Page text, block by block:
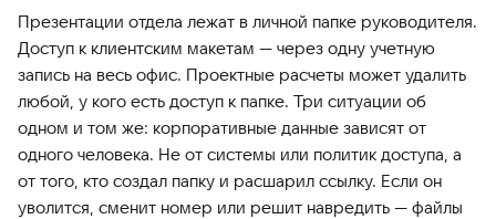
Презентации отдела лежат в личной папке руководителя.
Доступ к клиентским макетам — через одну учетную
запись на весь офис. Проектные расчеты может удалить
любой, у кого есть доступ к папке. Три ситуации об
одном и том же: корпоративные данные зависят от
одного человека. Не от системы или политик доступа, а
от того, кто создал папку и расшарил ссылку. Если он
уволится, сменит номер или решит навредить — файлы